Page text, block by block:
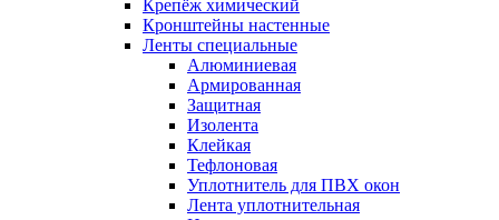
Крепёж химический
Кронштейны настенные
Ленты специальные
Алюминиевая
Армированная
Защитная
Изолента
Клейкая
Тефлоновая
Уплотнитель для ПВХ окон
Лента уплотнительная